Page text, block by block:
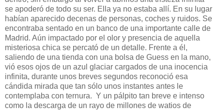
se apoderó de todo su ser. Ella ya no estaba allí. En su lugar
habían aparecido decenas de personas, coches y ruidos. Se
encontraba sentado en un banco de una importante calle de
Madrid. Aún impactado por el olor y presencia de aquella
misteriosa chica se percató de un detalle. Frente a él,
saliendo de una tienda con una bolsa de Guess en la mano,
vió esos ojos de un azul glaciar cargados de una inocencia
infinita, durante unos breves segundos reconoció esa
cándida mirada que tan sólo unos instantes antes le
contemplaba con ternura. Y un pálpito tan breve e intenso
como la descarga de un rayo de millones de watios de